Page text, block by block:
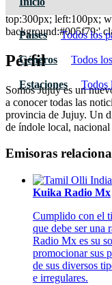
Paises Todos los
Géneros Todos
Estaciones Todos
Radio FM 97.7 Jujuy
top:300px; left:100px;
background:#005f79;'
Pérfil
Somos Jujuy es un
a conocer todas las
provincia de Jujuy. Un
de índole local,
Emisoras
Kuika Radio Mx
Cumplido con el
que debe ser una
Radio Mx es su
promocionar sus
de sus diversos
e irregulares.